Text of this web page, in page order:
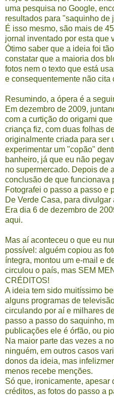
uma pesquisa no Google,
resultados para "saquinho de
É isso mesmo, são mais de
jornal inventado por esta que
Ótimo saber que a ideia foi
constatar que a maioria dos
fotos nem o texto que está
e consequentemente não cita
Resumindo, a ópera é a
Em dezembro de 2009,
com a curtição do origami
criança fiz, com duas folhas
originalmente criada para ser
experimentar um "copão"
banheiro, já que eu não
no supermercado. Depois de
conclusão de que funcionava
Fotografei o passo a passo e
De Verde Casa, para divulgar
Era dia 6 de dezembro de
aqui.
Mas aí aconteceu o que eu
possível: alguém copiou as
íntegra, montou um e-mail e
circulou o país, mas SEM
CRÉDITOS!
A ideia tem sido muitíssimo
alguns programas de
circulando por aí e milhares
passo a passo do saquinho,
publicações ele é órfão, ou
Na maior parte das vezes a
ninguém, em outros casos
donos da ideia, mas
menos recebe menções.
Só que, ironicamente, apesar
créditos, as fotos do passo a